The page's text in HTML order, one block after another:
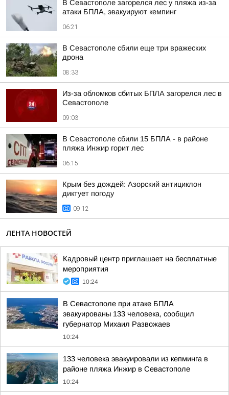
В Севастополе загорелся лес у пляжа из-за
атаки БПЛА, эвакуируют кемпинг
06:21
В Севастополе сбили еще три вражеских
дрона
08:33
Из-за обломков сбитых БПЛА загорелся лес в
Севастополе
09:03
В Севастополе сбили 15 БПЛА - в районе
пляжа Инжир горит лес
06:15
Крым без дождей: Азорский антициклон
диктует погоду
09:12
ЛЕНТА НОВОСТЕЙ
Кадровый центр приглашает на бесплатные
мероприятия
10:24
В Севастополе при атаке БПЛА
эвакуированы 133 человека, сообщил
губернатор Михаил Развожаев
10:24
133 человека эвакуировали из кепминга в
районе пляжа Инжир в Севастополе
10:24